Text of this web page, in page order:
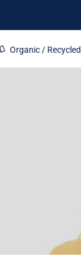
Organic / Recycled